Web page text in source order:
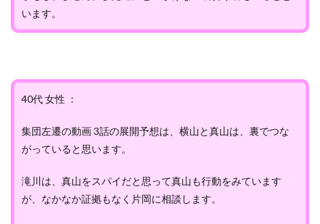
います。
40代 女性 ：
集団左遷の動画 3話の展開予想は、横山と真山は、裏でつな
がっていると思います。
滝川は、真山をスパイだと思って真山も行動をみています
が、なかなか証拠もなく片岡に相談します。